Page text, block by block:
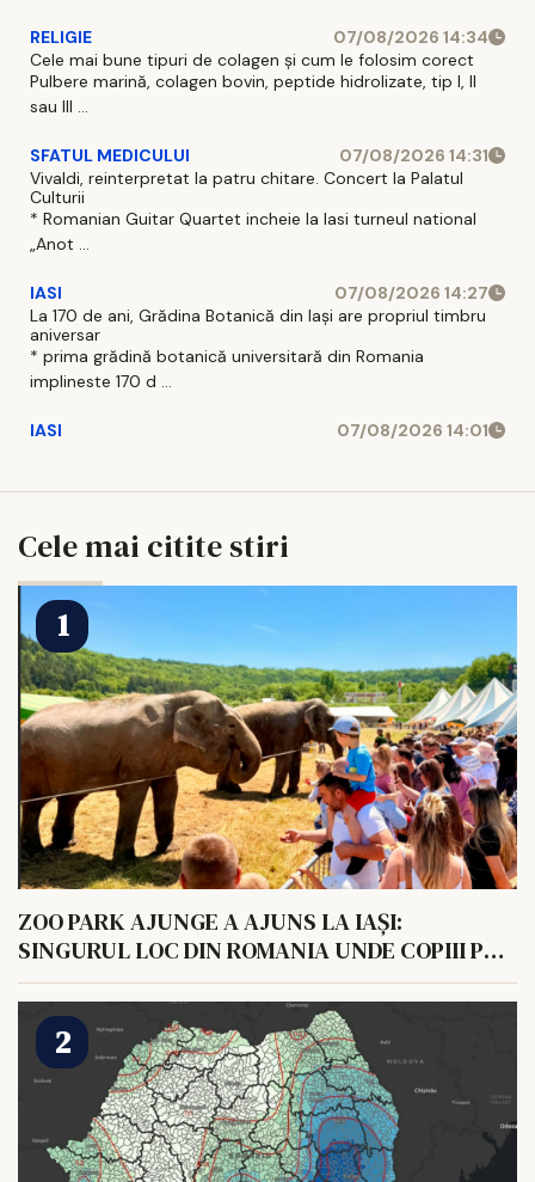
RELIGIE
07/08/2026 14:34
Cele mai bune tipuri de colagen și cum le folosim corect
Pulbere marină, colagen bovin, peptide hidrolizate, tip I, II
sau III ...
SFATUL MEDICULUI
07/08/2026 14:31
Vivaldi, reinterpretat la patru chitare. Concert la Palatul
Culturii
* Romanian Guitar Quartet incheie la Iasi turneul national
„Anot ...
IASI
07/08/2026 14:27
La 170 de ani, Grădina Botanică din Iași are propriul timbru
aniversar
* prima grădină botanică universitară din Romania
implineste 170 d ...
IASI 07/08/2026 14:01
Cele mai citite stiri
ZOO PARK AJUNGE A AJUNS LA IAȘI:
SINGURUL LOC DIN ROMANIA UNDE COPIII POT
HRANI UN ELEFANT